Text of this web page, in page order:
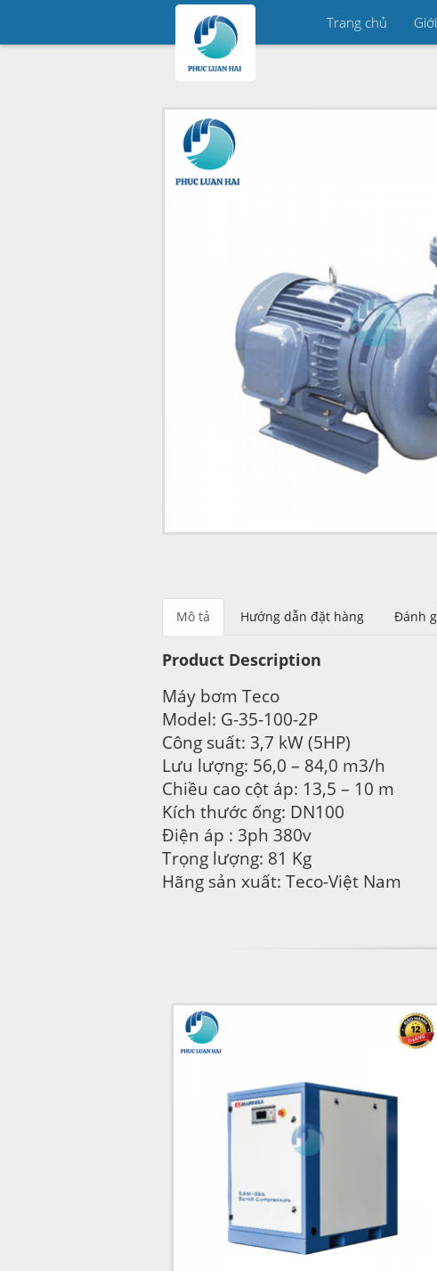
Trang chủ
Mô tả Hướng dẫn đặt hàng Đánh
Product Description
Máy bơm Teco
Model: G-35-100-2P
Công suất: 3,7 kW (5HP)
Lưu lượng: 56,0 – 84,0 m3/h
Chiều cao cột áp: 13,5 – 10 m
Kích thước ống: DN100
Điện áp : 3ph 380v
Trọng lượng: 81 Kg
Hãng sản xuất: Teco-Việt Nam